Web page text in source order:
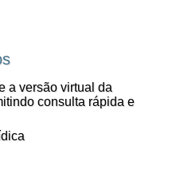
a versão virtual da
consulta rápida e